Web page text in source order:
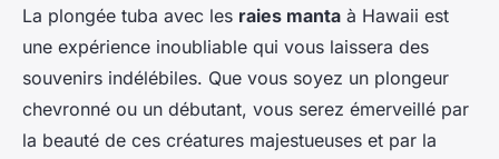
La plongée tuba avec les raies manta à Hawaii est
une expérience inoubliable qui vous laissera des
souvenirs indélébiles. Que vous soyez un plongeur
chevronné ou un débutant, vous serez émerveillé par
la beauté de ces créatures majestueuses et par la